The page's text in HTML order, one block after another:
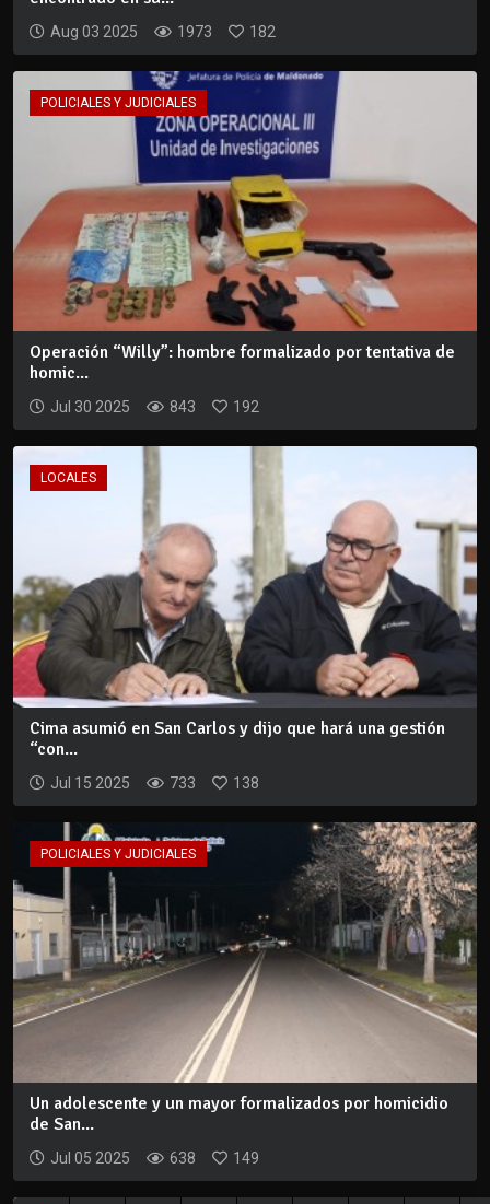
Aug 03 2025 1973 182
POLICIALES Y JUDICIALES
Operación “Willy”: hombre formalizado por tentativa de
homic...
Jul 30 2025 843 192
LOCALES
Cima asumió en San Carlos y dijo que hará una gestión
“con...
Jul 15 2025 733 138
POLICIALES Y JUDICIALES
Un adolescente y un mayor formalizados por homicidio
de San...
Jul 05 2025 638 149